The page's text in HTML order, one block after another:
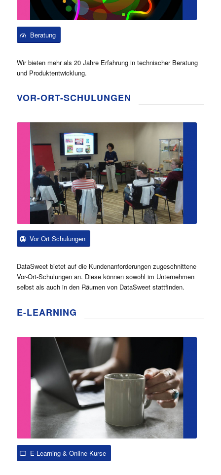
Beratung
Wir bieten mehr als 20 Jahre Erfahrung in technischer Beratung
und Produktentwicklung.
VOR-ORT-SCHULUNGEN
Vor Ort Schulungen
DataSweet bietet auf die Kundenanforderungen zugeschnittene
Vor-Ort-Schulungen an. Diese können sowohl im Unternehmen
selbst als auch in den Räumen von DataSweet stattfinden.
E-LEARNING
E-Learning & Online Kurse